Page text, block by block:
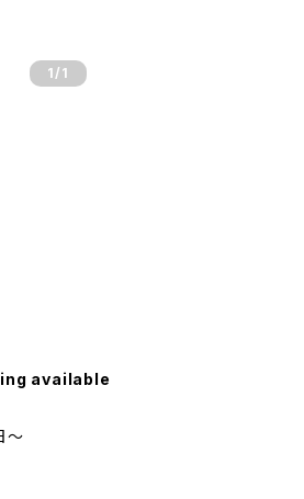
1 /1
available
～